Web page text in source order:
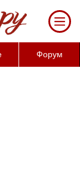
Форум